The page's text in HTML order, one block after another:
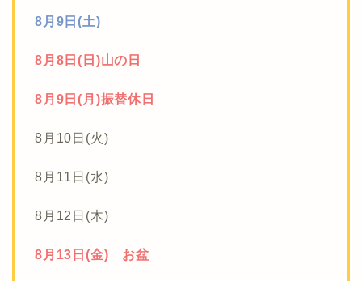
8月9日(土)
8月8日(日)山の日
8月9日(月)振替休日
8月10日(火)
8月11日(水)
8月12日(木)
8月13日(金) お盆